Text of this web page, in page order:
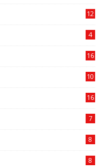
12
4
16
10
16
7
8
8